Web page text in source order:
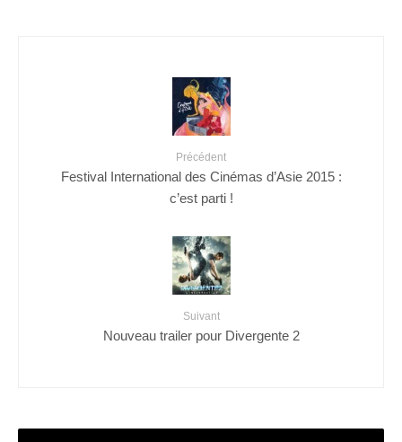
Précédent
Festival International des Cinémas d’Asie 2015 :
c’est parti !
Suivant
Nouveau trailer pour Divergente 2